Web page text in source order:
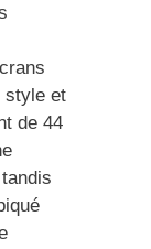
style et
de 44